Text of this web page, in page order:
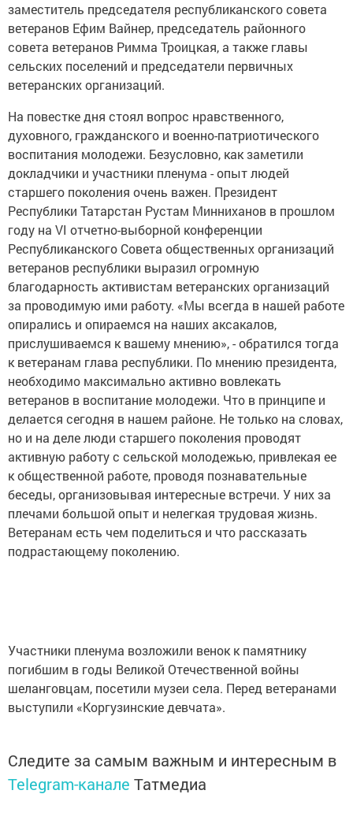
заместитель председателя республиканского совета
ветеранов Ефим Вайнер, председатель районного
совета ветеранов Римма Троицкая, а также главы
сельских поселений и председатели первичных
ветеранских организаций.
На повестке дня стоял вопрос нравственного,
духовного, гражданского и военно-патриотического
воспитания молодежи. Безусловно, как заметили
докладчики и участники пленума - опыт людей
старшего поколения очень важен. Президент
Республики Татарстан Рустам Минниханов в прошлом
году на VI отчетно-выборной конференции
Республиканского Совета общественных организаций
ветеранов республики выразил огромную
благодарность активистам ветеранских организаций
за проводимую ими работу. «Мы всегда в нашей работе
опирались и опираемся на наших аксакалов,
прислушиваемся к вашему мнению», - обратился тогда
к ветеранам глава республики. По мнению президента,
необходимо максимально активно вовлекать
ветеранов в воспитание молодежи. Что в принципе и
делается сегодня в нашем районе. Не только на словах,
но и на деле люди старшего поколения проводят
активную работу с сельской молодежью, привлекая ее
к общественной работе, проводя познавательные
беседы, организовывая интересные встречи. У них за
плечами большой опыт и нелегкая трудовая жизнь.
Ветеранам есть чем поделиться и что рассказать
подрастающему поколению.
Участники пленума возложили венок к памятнику
погибшим в годы Великой Отечественной войны
шеланговцам, посетили музеи села. Перед ветеранами
выступили «Коргузинские девчата».
Следите за самым важным и интересным в
Telegram-канале Татмедиа